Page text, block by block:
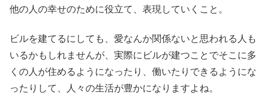
他の人の幸せのために役立て、表現していくこと。
ビルを建てるにしても、愛なんか関係ないと思われる人も
いるかもしれませんが、実際にビルが建つことでそこに多
くの人が住めるようになったり、働いたりできるようにな
ったりして、人々の生活が豊かになりますよね。